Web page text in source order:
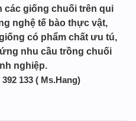
các giống chuối trên qui
nghệ tế bào thực vật,
có phẩm chất ưu tú,
nhu cầu trồng chuối
nghiệp.
133 ( Ms.Hang)